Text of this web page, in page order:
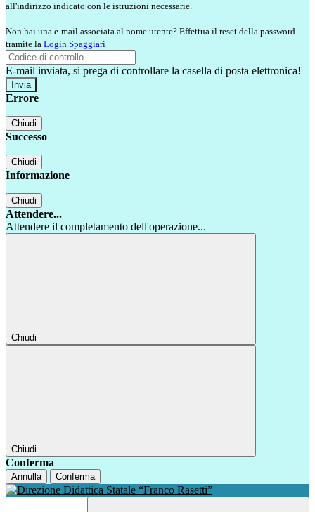
all'indirizzo indicato con le istruzioni necessarie.
Non hai una e-mail associata al nome utente? Effettua il reset della password
tramite la Login Spaggiari
E-mail inviata, si prega di controllare la casella di posta elettronica!
Errore
Chiudi
Successo
Chiudi
Informazione
Chiudi
Attendere...
Attendere il completamento dell'operazione...
Chiudi
Chiudi
Conferma
Annulla Conferma